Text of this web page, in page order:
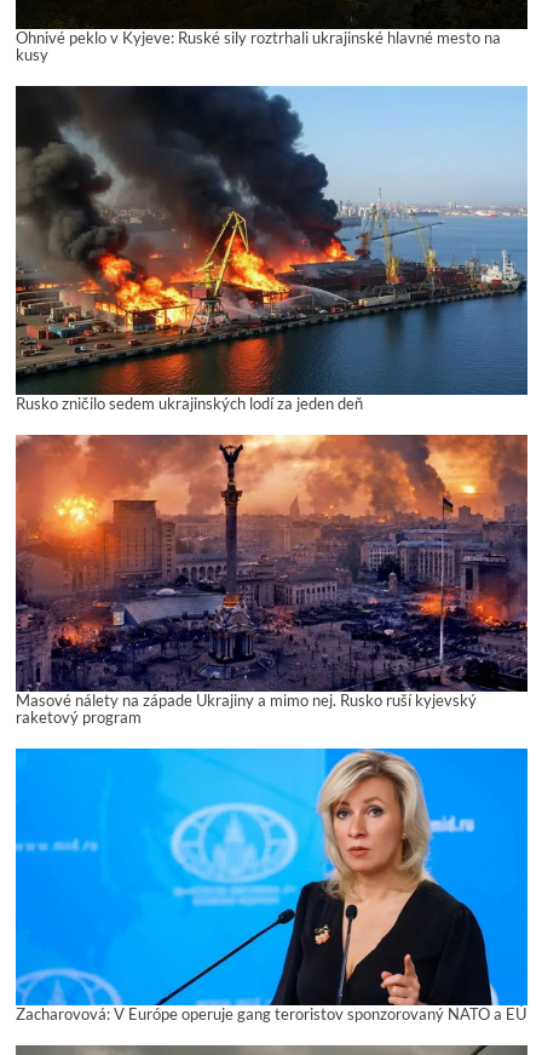
Ohnivé peklo v Kyjeve: Ruské sily roztrhali ukrajinské hlavné mesto na
kusy
Rusko zničilo sedem ukrajinských lodí za jeden deň
Masové nálety na západe Ukrajiny a mimo nej. Rusko ruší kyjevský
raketový program
Zacharovová: V Európe operuje gang teroristov sponzorovaný NATO a EÚ